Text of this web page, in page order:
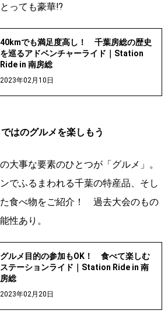
っても豪華⁉
40kmでも満足度高し！ 千葉房総の歴史
を巡るアドベンチャーライド｜Station
Ride in 南房総
2023年02月10日
はのグルメを楽しもう
大事な要素のひとつが「グルメ」。
でふるまわれる千葉の特産品、そし
食べ物をご紹介！ 過去大会のもの
性あり。
グルメ目的の参加もOK！ 食べて楽しむ
ステーションライド｜Station Ride in 南
房総
2023年02月20日